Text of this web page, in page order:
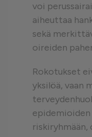
voi
aiheuttaa
sekä
oireiden
Rokotukset
yksilöä, vaan
epidemioiden
riskiryhmään,